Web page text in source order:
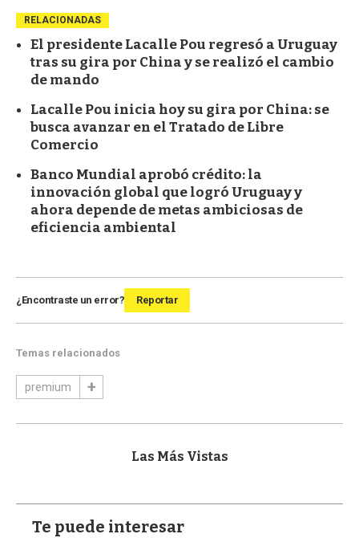
RELACIONADAS
El presidente Lacalle Pou regresó a Uruguay
tras su gira por China y se realizó el cambio
de mando
Lacalle Pou inicia hoy su gira por China: se
busca avanzar en el Tratado de Libre
Comercio
Banco Mundial aprobó crédito: la
innovación global que logró Uruguay y
ahora depende de metas ambiciosas de
eficiencia ambiental
¿Encontraste un error? Reportar
Temas relacionados
premium
Las Más Vistas
Te puede interesar